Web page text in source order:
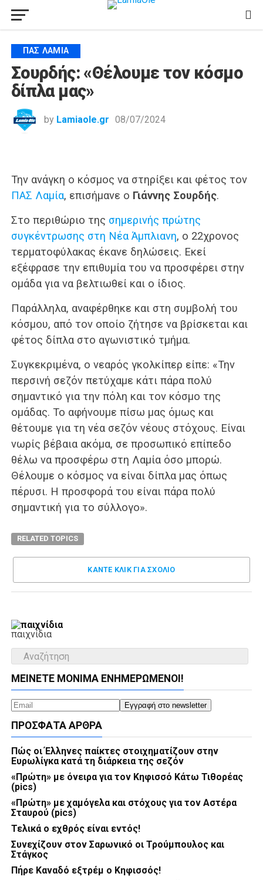
ΠΑΣ ΛΑΜΊΑ
Σουρδής: «Θέλουμε τον κόσμο
δίπλα μας»
by Lamiaole.gr 08/07/2024
Την ανάγκη ο κόσμος να στηρίξει και φέτος τον
ΠΑΣ Λαμία, επισήμανε ο Γιάννης Σουρδής.
Στο περιθώριο της σημερινής πρώτης
συγκέντρωσης στη Νέα Άμπλιανη, ο 22χρονος
τερματοφύλακας έκανε δηλώσεις. Εκεί
εξέφρασε την επιθυμία του να προσφέρει στην
ομάδα για να βελτιωθεί και ο ίδιος.
Παράλληλα, αναφέρθηκε και στη συμβολή του
κόσμου, από τον οποίο ζήτησε να βρίσκεται και
φέτος δίπλα στο αγωνιστικό τμήμα.
Συγκεκριμένα, ο νεαρός γκολκίπερ είπε: «Την
περσινή σεζόν πετύχαμε κάτι πάρα πολύ
σημαντικό για την πόλη και τον κόσμο της
ομάδας. Το αφήνουμε πίσω μας όμως και
θέτουμε για τη νέα σεζόν νέους στόχους. Είναι
νωρίς βέβαια ακόμα, σε προσωπικό επίπεδο
θέλω να προσφέρω στη Λαμία όσο μπορώ.
Θέλουμε ο κόσμος να είναι δίπλα μας όπως
πέρυσι. Η προσφορά του είναι πάρα πολύ
σημαντική για το σύλλογο».
RELATED TOPICS
ΚΑΝΤΕ ΚΛΊΚ ΓΙΑ ΣΧΌΛΙΟ
παιχνίδια
ΜΕΊΝΕΤΕ ΜΌΝΙΜΑ ΕΝΗΜΕΡΏΜΕΝΟΙ!
ΠΡΌΣΦΑΤΑ ΆΡΘΡΑ
Πώς οι Έλληνες παίκτες στοιχηματίζουν στην
Ευρωλίγκα κατά τη διάρκεια της σεζόν
«Πρώτη» με όνειρα για τον Κηφισσό Κάτω Τιθορέας
(pics)
«Πρώτη» με χαμόγελα και στόχους για τον Αστέρα
Σταυρού (pics)
Τελικά ο εχθρός είναι εντός!
Συνεχίζουν στον Σαρωνικό οι Τρούμπουλος και
Στάγκος
Πήρε Καναδό εξτρέμ ο Κηφισσός!